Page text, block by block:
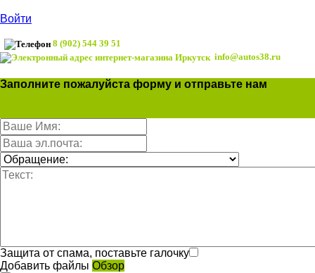
Войти
8 (902) 544 39 51
info@autos38.ru
Заполните пожалуйста форму и отправьте нам
Защита от спама, поставьте галочку
Добавить файлы Обзор